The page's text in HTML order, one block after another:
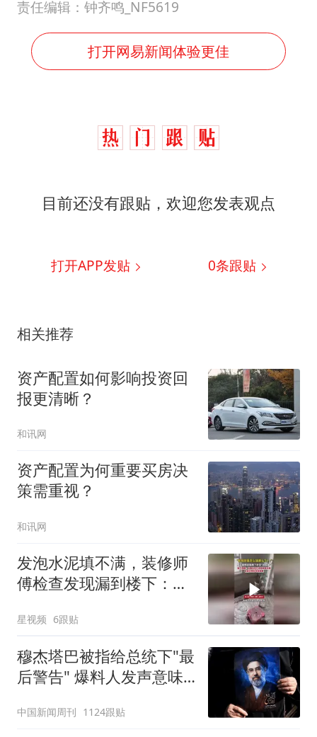
责任编辑：钟齐鸣_NF5619
打开网易新闻体验更佳
目前还没有跟贴，欢迎您发表观点
打开APP发贴 0条跟贴
相关推荐
资产配置如何影响投资回
报更清晰？
和讯网
资产配置为何重要买房决
策需重视？
和讯网
发泡水泥填不满，装修师
傅检查发现漏到楼下：出
星视频 6跟贴
穆杰塔巴被指给总统下"最
后警告" 爆料人发声意味
中国新闻周刊 1124跟贴